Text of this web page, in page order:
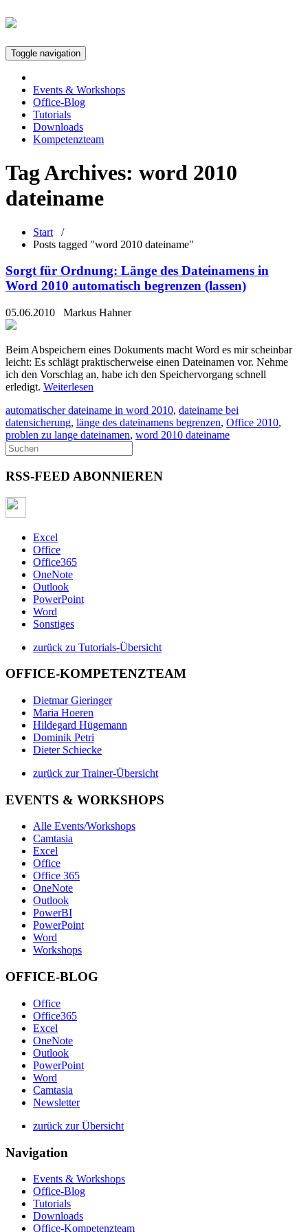
Toggle navigation
Events & Workshops
Office-Blog
Tutorials
Downloads
Kompetenzteam
Tag Archives: word 2010
dateiname
Start /
Posts tagged "word 2010 dateiname"
Sorgt für Ordnung: Länge des Dateinamens in
Word 2010 automatisch begrenzen (lassen)
05.06.2010 Markus Hahner
Beim Abspeichern eines Dokuments macht Word es mir scheinbar
leicht: Es schlägt praktischerweise einen Dateinamen vor. Nehme
ich den Vorschlag an, habe ich den Speichervorgang schnell
erledigt. Weiterlesen
automatischer dateiname in word 2010, dateiname bei
datensicherung, länge des dateinamens begrenzen, Office 2010,
problen zu lange dateinamen, word 2010 dateiname
RSS-FEED ABONNIEREN
Excel
Office
Office365
OneNote
Outlook
PowerPoint
Word
Sonstiges
zurück zu Tutorials-Übersicht
OFFICE-KOMPETENZTEAM
Dietmar Gieringer
Maria Hoeren
Hildegard Hügemann
Dominik Petri
Dieter Schiecke
zurück zur Trainer-Übersicht
EVENTS & WORKSHOPS
Alle Events/Workshops
Camtasia
Excel
Office
Office 365
OneNote
Outlook
PowerBI
PowerPoint
Word
Workshops
OFFICE-BLOG
Office
Office365
Excel
OneNote
Outlook
PowerPoint
Word
Camtasia
Newsletter
zurück zur Übersicht
Navigation
Events & Workshops
Office-Blog
Tutorials
Downloads
Office-Kompetenzteam